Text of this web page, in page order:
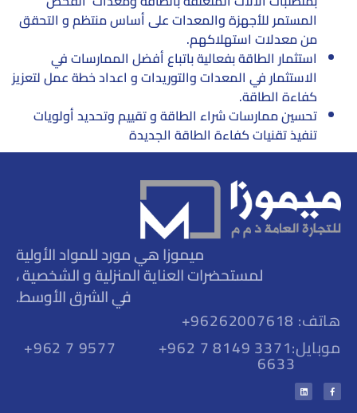
المستمر للأجهزة والمعدات على أساس منتظم و التحقق
من معدلات استهلاكهم.
استثمار الطاقة بفعالية باتباع أفضل الممارسات في
الاستثمار في المعدات والتوريدات و اعداد خطة عمل لتعزيز
كفاءة الطاقة.
تحسين ممارسات شراء الطاقة و تقييم وتحديد أولويات
تنفيذ تقنيات كفاءة الطاقة الجديدة
ميموزا هي مورد للمواد الأولية
لمستحضرات العناية المنزلية و الشخصية ،
في الشرق الأوسط.
هاتف: 96262007618+
موبايل:+962 7 8149 3371
+962 7 9577
6633